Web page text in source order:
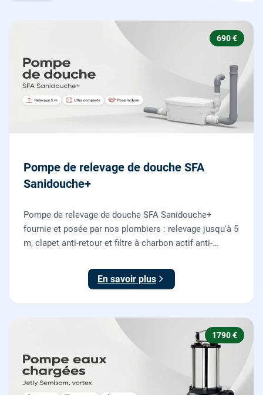
690 €
Pompe de relevage de douche SFA
Sanidouche+
Pompe de relevage de douche SFA Sanidouche+
fournie et posée par nos plombiers : relevage jusqu'à 5
m, clapet anti-retour et filtre à charbon actif anti-
En savoir plus
1790 €